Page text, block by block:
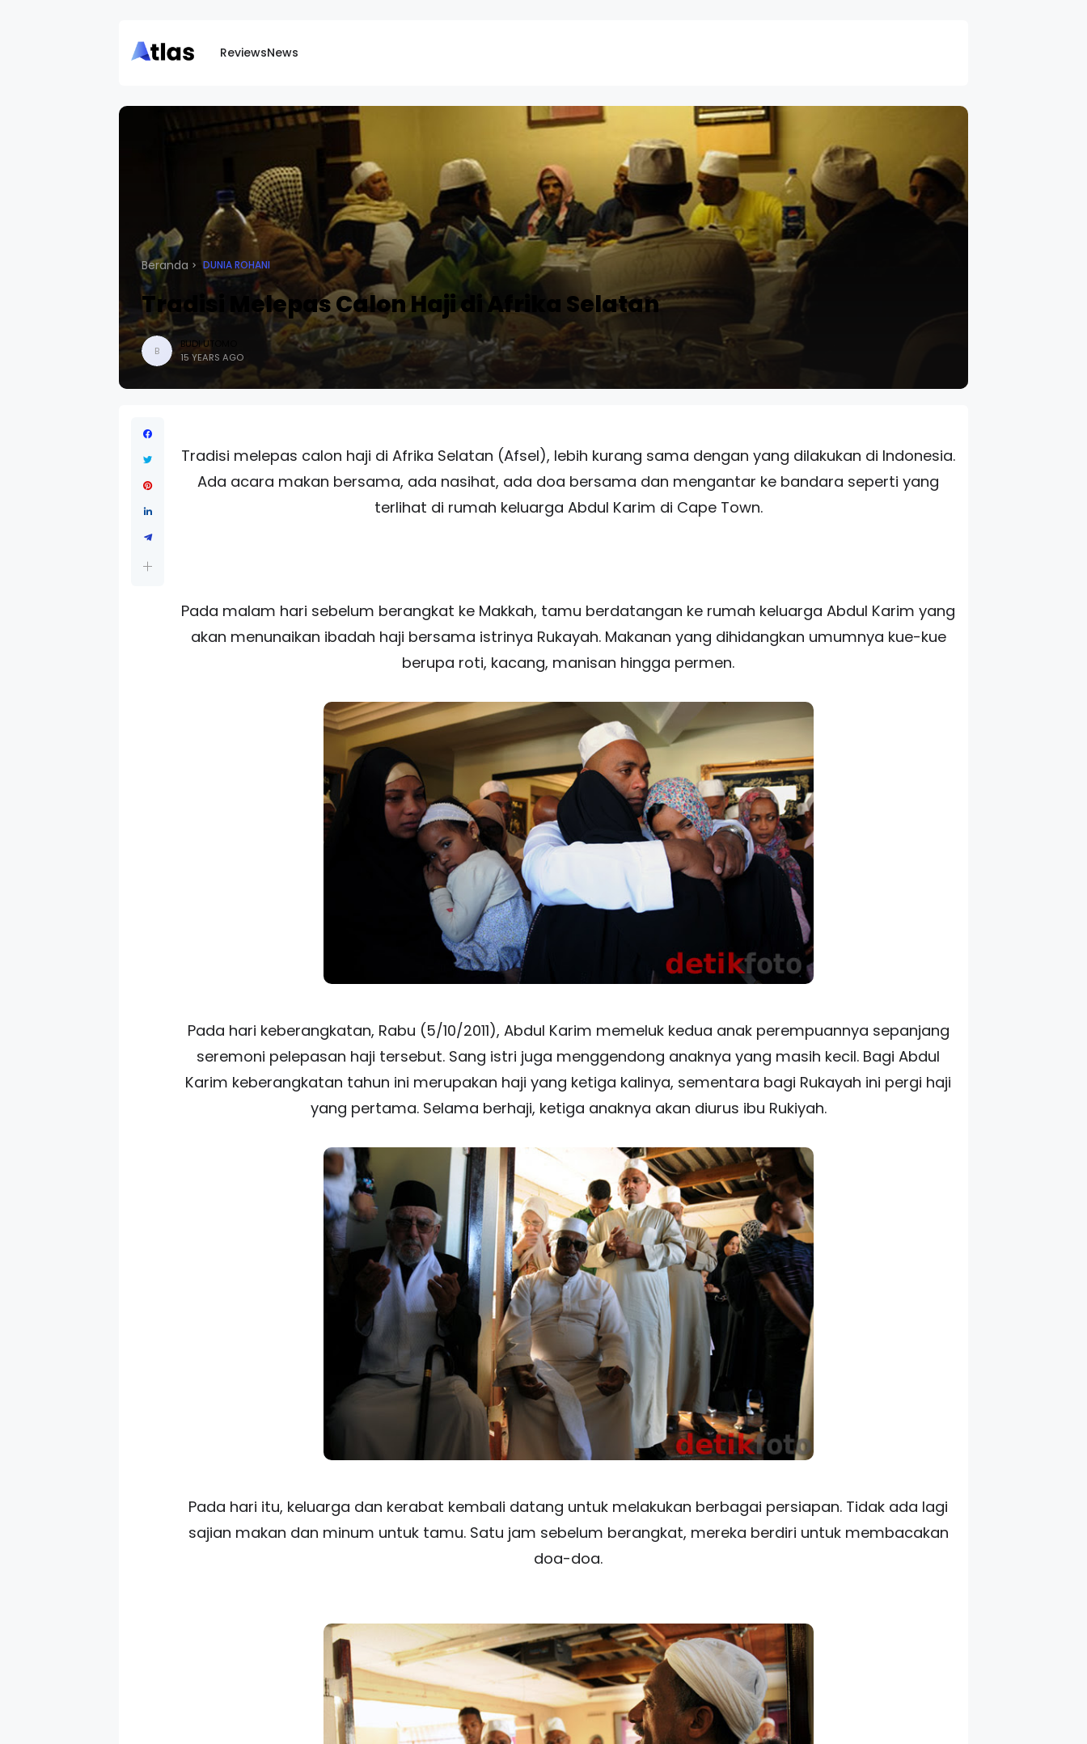
ReviewsNews
Beranda DUNIA ROHANI
Tradisi Melepas Calon Haji di Afrika Selatan
B
BUDI UTOMO
15 YEARS AGO
Tradisi melepas calon haji di Afrika Selatan (Afsel), lebih kurang sama dengan yang dilakukan di Indonesia.
Ada acara makan bersama, ada nasihat, ada doa bersama dan mengantar ke bandara seperti yang
terlihat di rumah keluarga Abdul Karim di Cape Town.
Pada malam hari sebelum berangkat ke Makkah, tamu berdatangan ke rumah keluarga Abdul Karim yang
akan menunaikan ibadah haji bersama istrinya Rukayah. Makanan yang dihidangkan umumnya kue-kue
berupa roti, kacang, manisan hingga permen.
Pada hari keberangkatan, Rabu (5/10/2011), Abdul Karim memeluk kedua anak perempuannya sepanjang
seremoni pelepasan haji tersebut. Sang istri juga menggendong anaknya yang masih kecil. Bagi Abdul
Karim keberangkatan tahun ini merupakan haji yang ketiga kalinya, sementara bagi Rukayah ini pergi haji
yang pertama. Selama berhaji, ketiga anaknya akan diurus ibu Rukiyah.
Pada hari itu, keluarga dan kerabat kembali datang untuk melakukan berbagai persiapan. Tidak ada lagi
sajian makan dan minum untuk tamu. Satu jam sebelum berangkat, mereka berdiri untuk membacakan
doa-doa.